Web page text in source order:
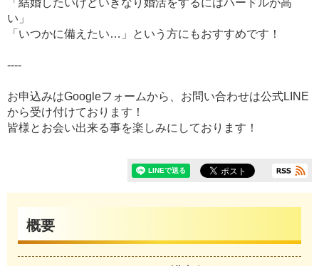
「結婚したいけどいきなり婚活をするにはハードルが高
い」
「いつかに備えたい…」という方にもおすすめです！
----
お申込みはGoogleフォームから、お問い合わせは公式LINE
から受け付けております！
皆様とお会い出来る事を楽しみにしております！
概要